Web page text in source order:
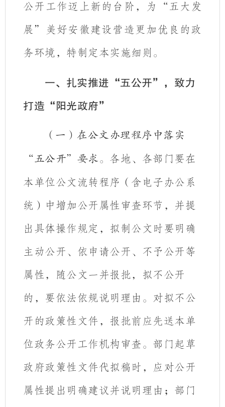
公开工作迈上新的台阶，为“五大发
展”美好安徽建设营造更加优良的政
务环境，特制定本实施细则。
一、扎实推进“五公开”，致力
打造“阳光政府”
（一）在公文办理程序中落实
“五公开”要求。 各地、各部门要在
本单位公文流转程序（含电子办公系
统）中增加公开属性审查环节，并提
出具体操作规定， 拟制公文时要明确
主动公开、依申请公开、不予公开等
属性，随公文一并报批，拟不公开
的，要依法依规说明理由。对拟不公
开的政策性文件，报批前应先送本单
位政务公开工作机构审查。部门起草
政府政策性文件代拟稿时，应对公开
属性提出明确建议并说明理由；部门